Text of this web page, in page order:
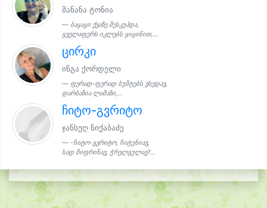
მანანა ტონია
ბაყაყი ქვაზე შესკუპდა,
ყველაფერს იკლებს ყიყინით,...
ცირკი
ინგა ქორდელი
ფერად-ფერად ბუშტებს ვხედავ,
დარბაზია ლამაზი,...
ჩიტო-გვრიტო
ჯანსუღ ნიქაბაძე
-ჩიტო-გვრიტო, ჩიტუნიავ,
სად მიფრინავ, ჭრელგულავ?...